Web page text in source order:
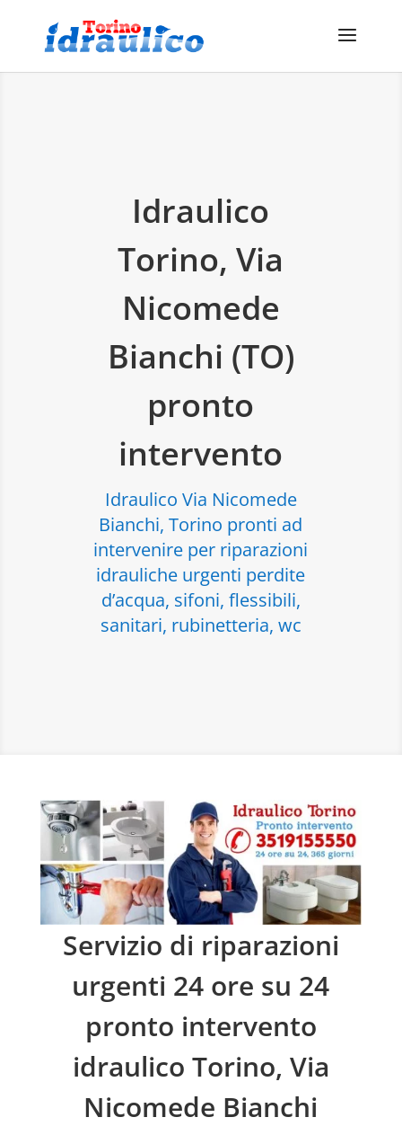
Idraulico
Torino, Via
Nicomede
Bianchi (TO)
pronto
intervento
Idraulico Via Nicomede
Bianchi, Torino pronti ad
intervenire per riparazioni
idrauliche urgenti perdite
d’acqua, sifoni, flessibili,
sanitari, rubinetteria, wc
Servizio di riparazioni
urgenti 24 ore su 24
pronto intervento
idraulico Torino, Via
Nicomede Bianchi